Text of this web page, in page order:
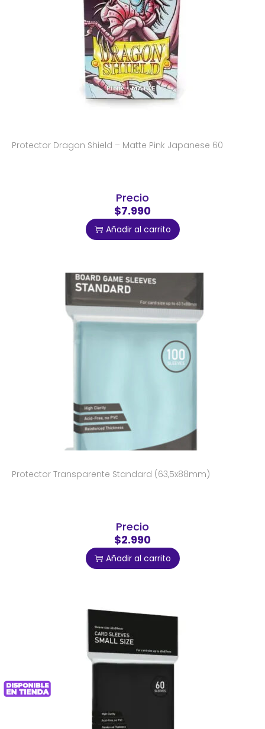
Protector Dragon Shield – Matte Pink Japanese 60
Precio
$7.990
Añadir al carrito
Protector Transparente Standard (63,5x88mm)
Precio
$2.990
Añadir al carrito